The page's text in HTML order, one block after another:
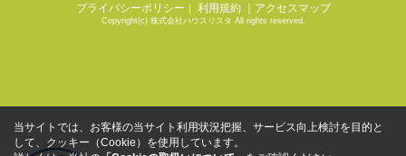
プライバシーポリシー ｜ 利用規約 ｜アクセスマップ
Copyright(c) 株式会社ハウスリスタ All rights reserved.
当サイトでは、お客様の当サイト利用状況把握、サービス向上検討を目的と
して、クッキー（Cookie）を使用しています。